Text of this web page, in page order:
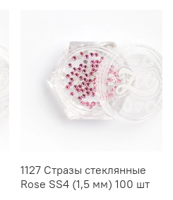
1127 Стразы стеклянные
Rose SS4 (1,5 мм) 100 шт